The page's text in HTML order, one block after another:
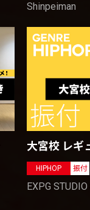
Shinpeiman
大宮校 レギ
HIPHOP 振付
EXPG